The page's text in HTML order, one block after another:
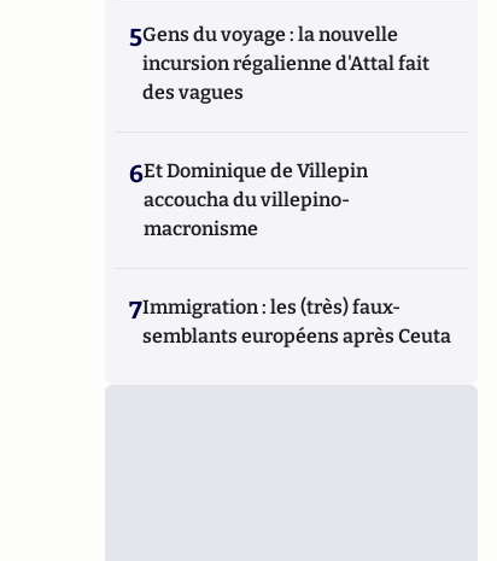
5Gens du voyage : la nouvelle
incursion régalienne d'Attal fait
des vagues
6Et Dominique de Villepin
accoucha du villepino-
macronisme
7Immigration : les (très) faux-
semblants européens après Ceuta